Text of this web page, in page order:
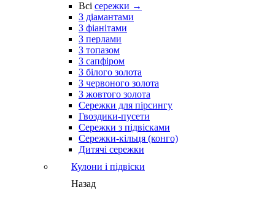
Всі сережки →
З діамантами
З фіанітами
З перлами
З топазом
З сапфіром
З білого золота
З червоного золота
З жовтого золота
Сережки для пірсингу
Гвоздики-пусети
Сережки з підвісками
Сережки-кільця (конго)
Дитячі сережки
Кулони і підвіски
Назад